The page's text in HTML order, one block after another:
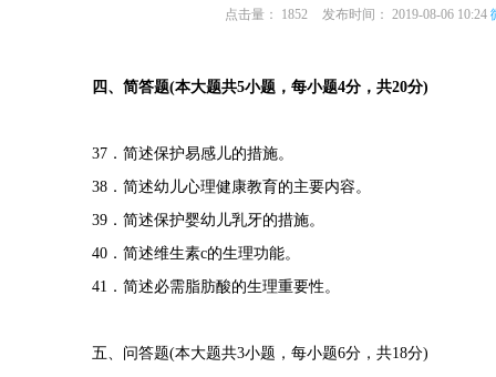
点击量： 1852 发布时间： 2019-08-06 10:24
四、简答题(本大题共5小题，每小题4分，共20分)
37．简述保护易感儿的措施。
38．简述幼儿心理健康教育的主要内容。
39．简述保护婴幼儿乳牙的措施。
40．简述维生素c的生理功能。
41．简述必需脂肪酸的生理重要性。
五、问答题(本大题共3小题，每小题6分，共18分)